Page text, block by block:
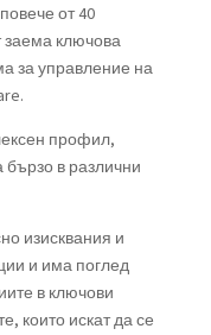
от 40
заема ключова
за управление на
профил,
бързо в различни
изисквания и
и има поглед
в ключови
които искат да се